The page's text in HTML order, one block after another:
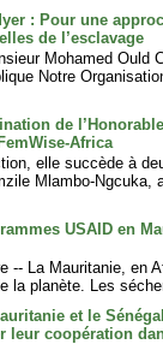
: Pour une
de l’esclavage
Mohamed Ould
Notre
de
Africa
elle succède à
Mlambo-Ngcuka,
USAID en
-- La Mauritanie, en
la planète. Les
et le
leur coopération